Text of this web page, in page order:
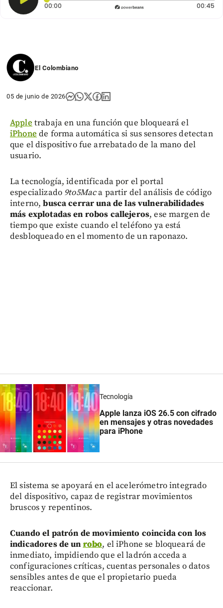
00:00 Tiempo transcurrido: 0 segundos 00:45
El Colombiano
05 de junio de 2026
Apple trabaja en una función que bloqueará el
iPhone de forma automática si sus sensores detectan
que el dispositivo fue arrebatado de la mano del
usuario.
La tecnología, identificada por el portal
especializado 9to5Maca partir del análisis de código
interno,busca cerrar una de las vulnerabilidades
más explotadas en robos callejeros, ese margen de
tiempo que existe cuando el teléfono ya está
desbloqueado en el momento de un raponazo.
Tecnología
Apple lanza iOS 26.5 con cifrado
en mensajes y otras novedades
para iPhone
El sistema se apoyará en el acelerómetro integrado
del dispositivo, capaz de registrar movimientos
bruscos y repentinos.
Cuando el patrón de movimiento coincida con los
indicadores de un robo, el iPhone se bloqueará de
inmediato, impidiendo que el ladrón acceda a
configuraciones críticas, cuentas personales o datos
sensibles antes de que el propietario pueda
reaccionar.